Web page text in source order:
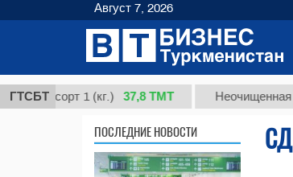
ГТСБТ
сорт 1 (кг.) 37,8 ТМТ Неочищенная
ПОСЛЕДНИЕ НОВОСТИ
Август 7, 2026